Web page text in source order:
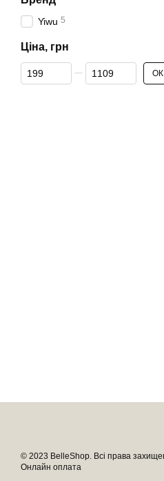
Yiwu 5
Ціна, грн
Від Ціна, грн
До Ціна, грн ОК
© 2023 BelleShop. Всі права
Онлайн оплата